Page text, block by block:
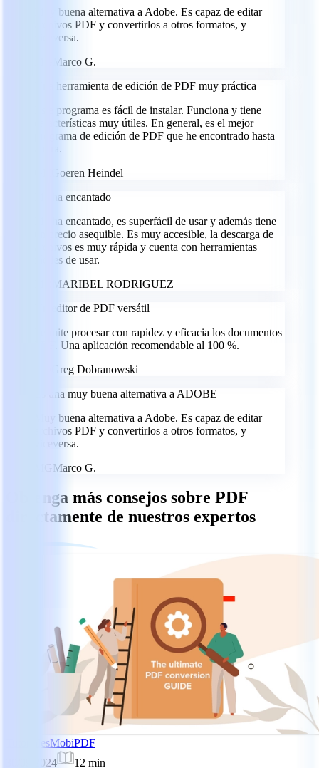
Muy buena alternativa a Adobe. Es capaz de editar
archivos PDF y convertirlos a otros formatos, y
viceversa.
Marco G.
Una herramienta de edición de PDF muy práctica
Este programa es fácil de instalar. Funciona y tiene
características muy útiles. En general, es el mejor
programa de edición de PDF que he encontrado hasta
ahora.
Goeren Heindel
Me ha encantado
Me ha encantado, es superfácil de usar y además tiene
un precio asequible. Es muy accesible, la descarga de
archivos es muy rápida y cuenta con herramientas
fáciles de usar.
MARIBEL RODRIGUEZ
Un editor de PDF versátil
Permite procesar con rapidez y eficacia los documentos
PDF. Una aplicación recomendable al 100 %.
Greg Dobranowski
Es una muy buena alternativa a ADOBE
Muy buena alternativa a Adobe. Es capaz de editar
archivos PDF y convertirlos a otros formatos, y
viceversa.
Marco G.
Obtenga más consejos sobre PDF
directamente de nuestros expertos
TutorialesMobiPDF
30/09/2024
12 min